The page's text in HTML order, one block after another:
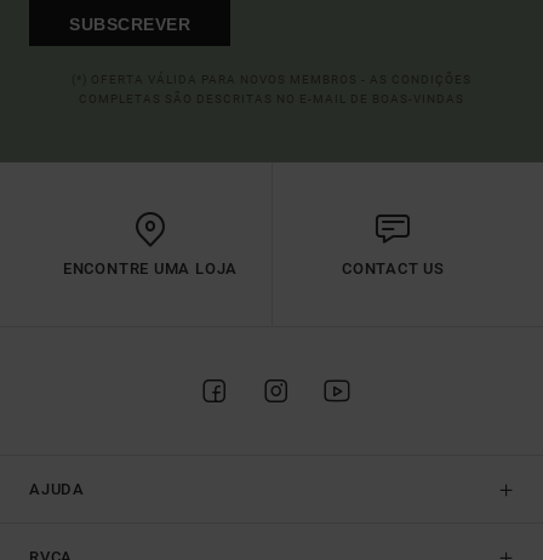
SUBSCREVER
ENCONTRE UMA LOJA CONTACT US
AJUDA